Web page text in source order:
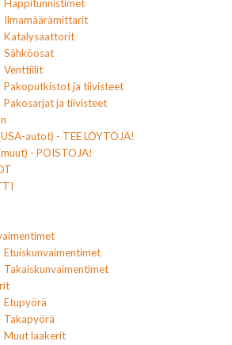
Happitunnistimet
Ilmamäärämittarit
Katalysaattorit
Sähköosat
Venttiilit
Pakoputkistot ja tiivisteet
Pakosarjat ja tiivisteet
autot) - TEE LÖYTÖJÄ!
- POISTOJA!
Etuiskunvaimentimet
Takaiskunvaimentimet
Etupyörä
Takapyörä
Muut laakerit